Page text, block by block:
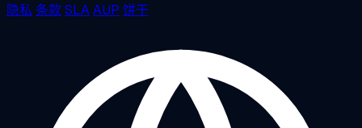
隐私 条款SLAAUP 饼干